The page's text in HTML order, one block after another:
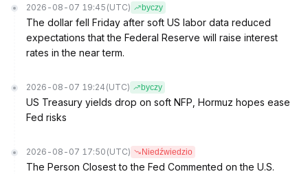
2026-08-07 19:45 (UTC) byczy
The dollar fell Friday after soft US labor data reduced
expectations that the Federal Reserve will raise interest
rates in the near term.
2026-08-07 19:24 (UTC) byczy
US Treasury yields drop on soft NFP, Hormuz hopes ease
Fed risks
2026-08-07 17:50 (UTC) Niedźwiedzio
The Person Closest to the Fed Commented on the U.S.